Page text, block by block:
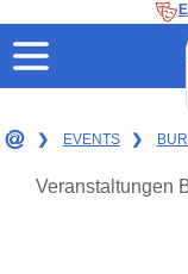
❯ EVENTS ❯
Veranstaltungen